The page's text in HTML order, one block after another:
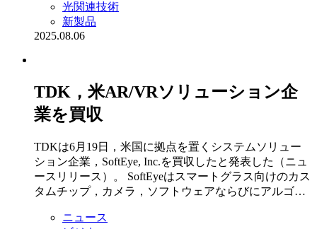
光関連技術
新製品
2025.08.06
TDK，米AR/VRソリューション企
業を買収
TDKは6月19日，米国に拠点を置くシステムソリュー
ション企業，SoftEye, Inc.を買収したと発表した（ニュ
ースリリース）。 SoftEyeはスマートグラス向けのカス
タムチップ，カメラ，ソフトウェアならびにアルゴ…
ニュース